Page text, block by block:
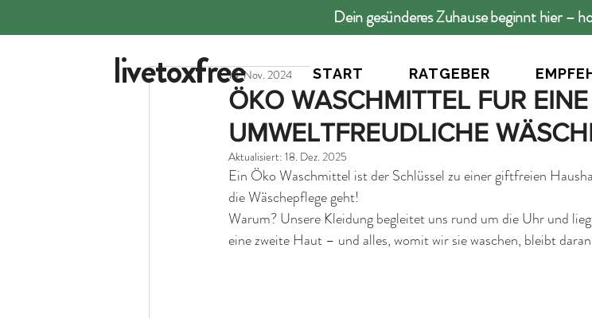
Dein gesünderes Zuhause beginnt hier –
livetoxfree START RATGEBER
Ratgeber
ÖKO WASCHMITTEL FÜR
UMWELTFREUDLICHE
14. Nov. 2024
Aktualisiert: 18. Dez. 2025
Ein Öko Waschmittel ist der Schlüssel zu einer giftfreien
die Wäschepflege geht!
Warum? Unsere Kleidung begleitet uns rund um die Uhr und
eine zweite Haut – und alles, womit wir sie waschen, bleibt